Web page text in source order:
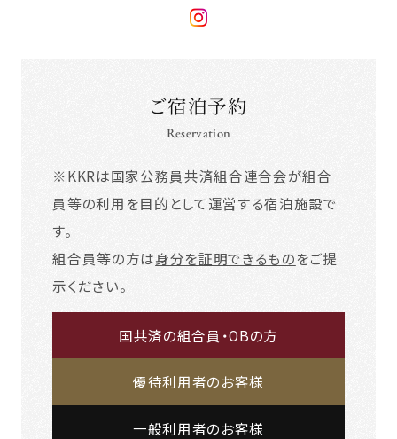
ご宿泊予約
Reservation
※KKRは国家公務員共済組合連合会が組合
員等の利用を目的として運営する宿泊施設で
す。
組合員等の方は身分を証明できるものをご提
示ください。
国共済の組合員・OBの方
優待利用者のお客様
一般利用者のお客様